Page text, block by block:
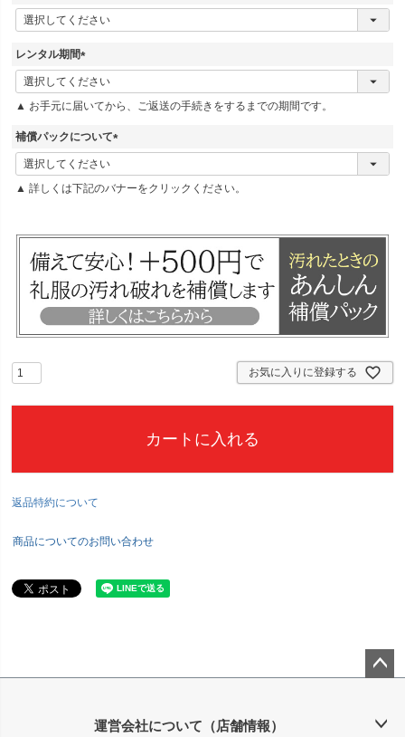
(
必
レンタル期間
(
必
須
▲ お手元に届いてから、ご返送の手続きをするまでの期間です。
補償パックについて
(
必
須
▲ 詳しくは下記のバナーをクリックください。
お気に入りに登録する
カートに入れる
返品特約について
商品についてのお問い合わせ
ップ
運営会社について（店舗情報）